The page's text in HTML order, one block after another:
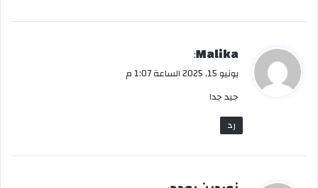
ي
و
ل
Malika
:
يونيو 15, 2025 الساعة 1:07 م
جيد جدا
رد